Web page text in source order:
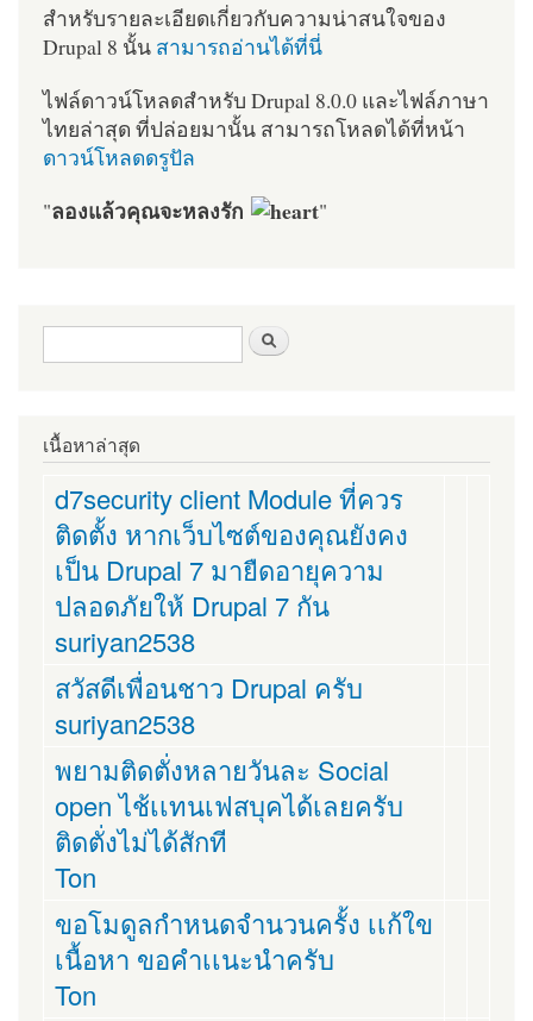
สำหรับรายละเอียดเกี่ยวกับความน่าสนใจของ
Drupal 8 นั้น สามารถอ่านได้ที่นี่
ไฟล์ดาวน์โหลดสำหรับ Drupal 8.0.0 และไฟล์ภาษา
ไทยล่าสุด ที่ปล่อยมานั้น สามารถโหลดได้ที่หน้า
ดาวน์โหลดดรูปัล
"ลองแล้วคุณจะหลงรัก "
ฟอร์มค้นหา
เนื้อหาล่าสุด
d7security client Module ที่ควร
ติดตั้ง หากเว็บไซต์ของคุณยังคง
เป็น Drupal 7 มายืดอายุความ
ปลอดภัยให้ Drupal 7 กัน
suriyan2538
สวัสดีเพื่อนชาว Drupal ครับ
suriyan2538
พยามติดตั่งหลายวันละ Social
open ไช้เเทนเฟสบุคได้เลยครับ
ติดตั่งไม่ได้สักที
Ton
ขอโมดูลกำหนดจำนวนครั้ง เเก้ใข
เนื้อหา ขอคำเเนะนำครับ
Ton